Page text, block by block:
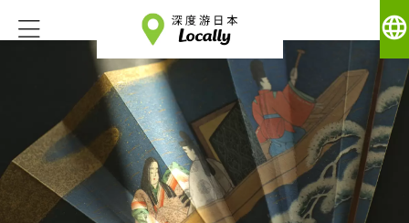
language